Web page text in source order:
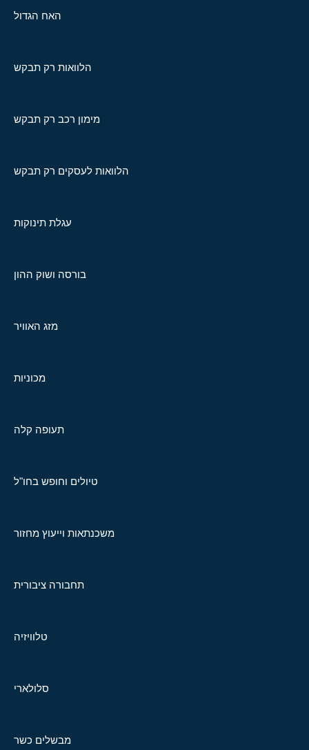
האח הגדול
הלוואות רק תבקש
מימון רכב רק תבקש
הלוואות לעסקים רק תבקש
עגלת תינוקות
בורסה ושוק ההון
מזג האוויר
מכוניות
תעופה קלה
טיולים וחופש בחו"ל
משכנתאות וייעוץ מחזור
תחבורה ציבורית
טלוויזיה
סלולארי
מבשלים כשר